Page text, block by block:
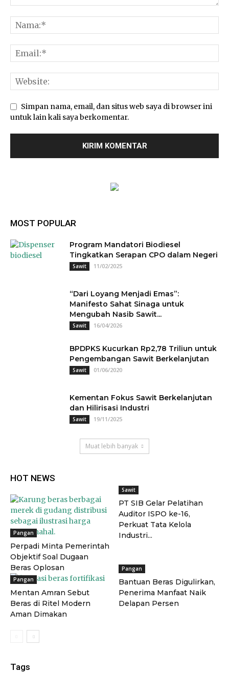
Simpan nama, email, dan situs web saya di browser ini
untuk lain kali saya berkomentar.
MOST POPULAR
Program Mandatori Biodiesel
Tingkatkan Serapan CPO dalam Negeri
Sawit 11/02/2025
“Dari Loyang Menjadi Emas”:
Manifesto Sahat Sinaga untuk
Mengubah Nasib Sawit...
Sawit 16/04/2026
BPDPKS Kucurkan Rp2,78 Triliun untuk
Pengembangan Sawit Berkelanjutan
Sawit 01/06/2020
Kementan Fokus Sawit Berkelanjutan
dan Hilirisasi Industri
Sawit 19/11/2025
Muat lebih banyak
HOT NEWS
Pangan
Perpadi Minta Pemerintah
Objektif Soal Dugaan
Beras Oplosan
Sawit
PT SIB Gelar Pelatihan
Auditor ISPO ke-16,
Perkuat Tata Kelola
Industri...
Pangan
Mentan Amran Sebut
Beras di Ritel Modern
Aman Dimakan
Pangan
Bantuan Beras Digulirkan,
Penerima Manfaat Naik
Delapan Persen
Tags